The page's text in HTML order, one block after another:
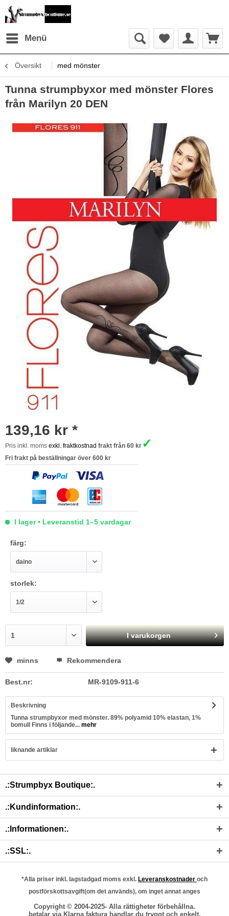
Menü
Översikt med mönster
Tunna strumpbyxor med mönster Flores
från Marilyn 20 DEN
139,16 kr *
Pris inkl. moms exkl. fraktkostnad frakt från 60 kr ✓
Fri frakt på beställningar över 600 kr
I lager • Leveranstid 1–5 vardagar
färg:
storlek:
I varukorgen
minns Rekommendera
Best.nr: MR-9109-911-6
Beskrivning
Tunna strumpbyxor med mönster. 89% polyamid 10% elastan, 1%
bomull Finns i följande... mehr
liknande artiklar
.:Strumpbyx Boutique:.
.:Kundinformation:.
.:Informationen:.
.:SSL:.
*Alla priser inkl. lagstadgad moms exkl. Leveranskostnader och
postförskottsavgift(om det används), om inget annat anges
Copyright © 2004-2025- Alla rättigheter förbehållna.
betalar via Klarna faktura handlar du tryggt och enkelt.